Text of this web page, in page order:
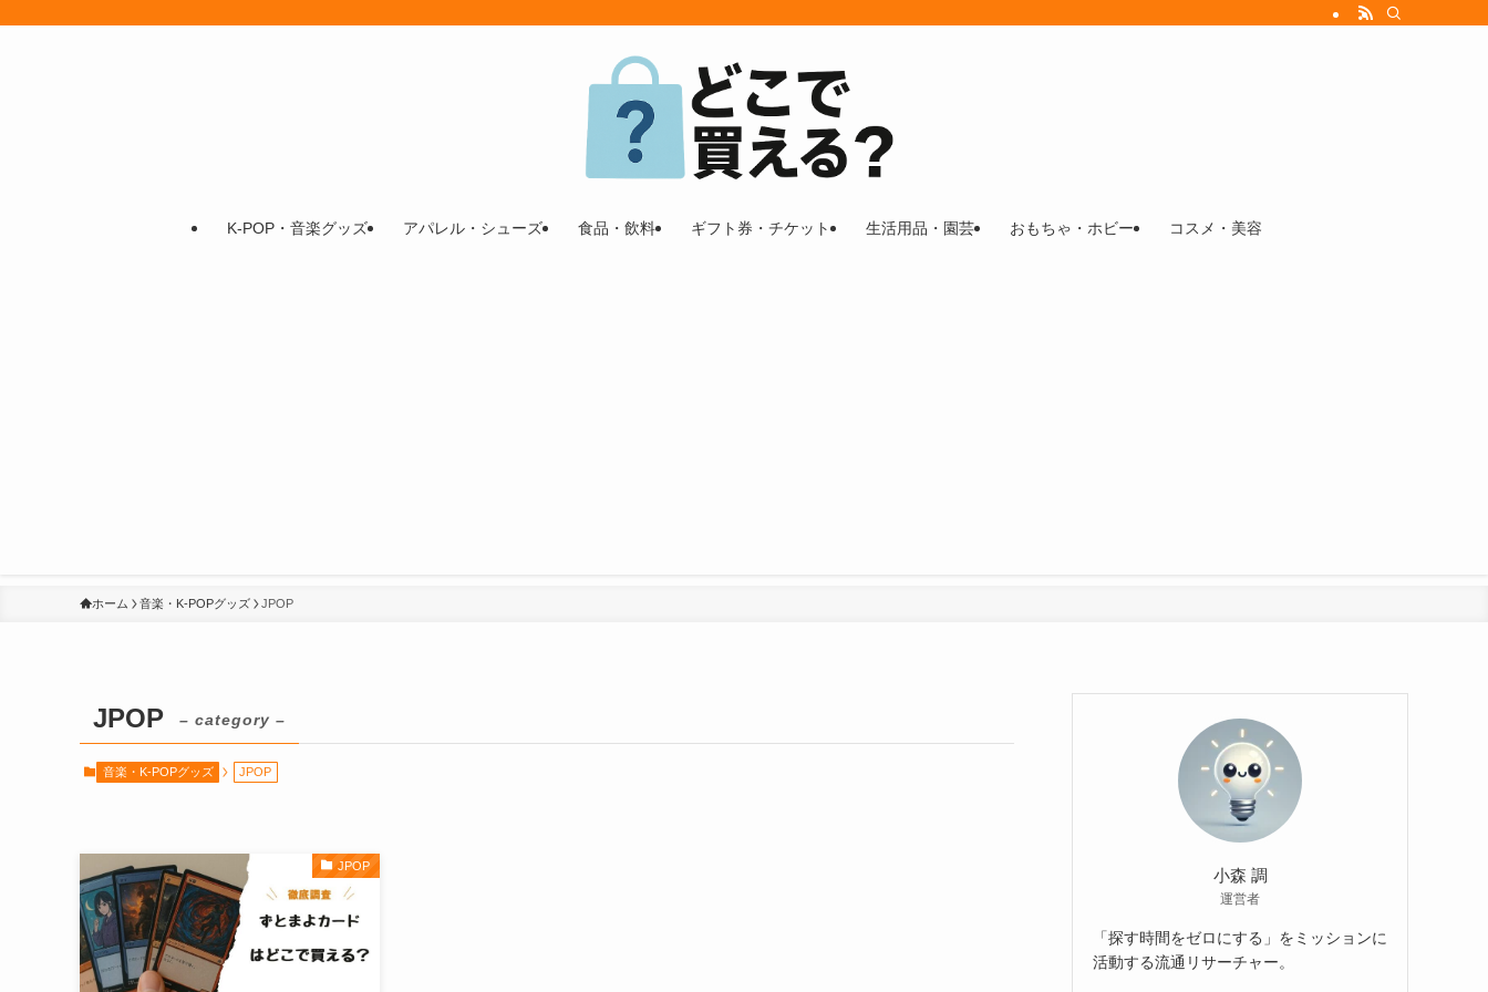
K-POP・音楽グッズ アパレル・シューズ 食品・飲料 ギフト券・チケット 生活用品・園芸 おもちゃ・ホビー コスメ・美容
ホーム 音楽・K-POPグッズ JPOP
JPOP – category –
音楽・K-POPグッズ JPOP
JPOP 小森 調
運営者
「探す時間をゼロにする」をミッションに
活動する流通リサーチャー。